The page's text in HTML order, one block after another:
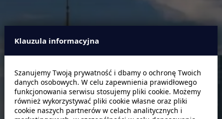
Data odbioru Godzina
Klauzula informacyjna
Szanujemy Twoją prywatność i dbamy o ochronę Twoich
danych osobowych. W celu zapewnienia prawidłowego
funkcjonowania serwisu stosujemy pliki cookie. Możemy
również wykorzystywać pliki cookie własne oraz pliki
cookie naszych partnerów w celach analitycznych i